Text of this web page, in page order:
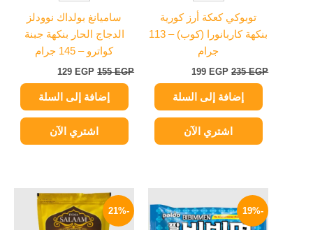
توبوكي كعكة أرز كورية
بنكهة كاربانورا (كوب) – 113
جرام
235EGP
199 EGP
إضافة إلى السلة
اشتري الآن
ساميانغ بولداك نوودلز
الدجاج الحار بنكهة جبنة
كواترو – 145 جرام
155EGP
129 EGP
إضافة إلى السلة
اشتري الآن
-19%
الأصلي
هو:
الحالي
هو:
-21%
السعر
الأصلي
هو:
السعر
الحالي
هو: